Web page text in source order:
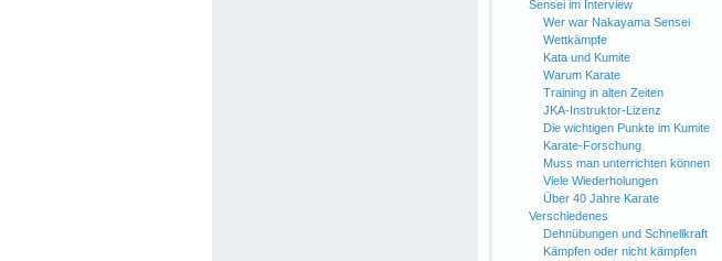
Sensei im Interview
Wer war Nakayama Sensei
Wettkämpfe
Kata und Kumite
Warum Karate
Training in alten Zeiten
JKA-Instruktor-Lizenz
Die wichtigen Punkte im Kumite
Karate-Forschung
Muss man unterrichten können
Viele Wiederholungen
Über 40 Jahre Karate
Verschiedenes
Dehnübungen und Schnellkraft
Kämpfen oder nicht kämpfen